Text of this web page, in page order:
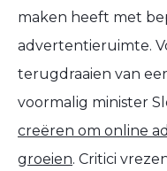
maken heeft met
advertentieruimte.
terugdraaien van
voormalig minister
creëren om online
groeien. Critici